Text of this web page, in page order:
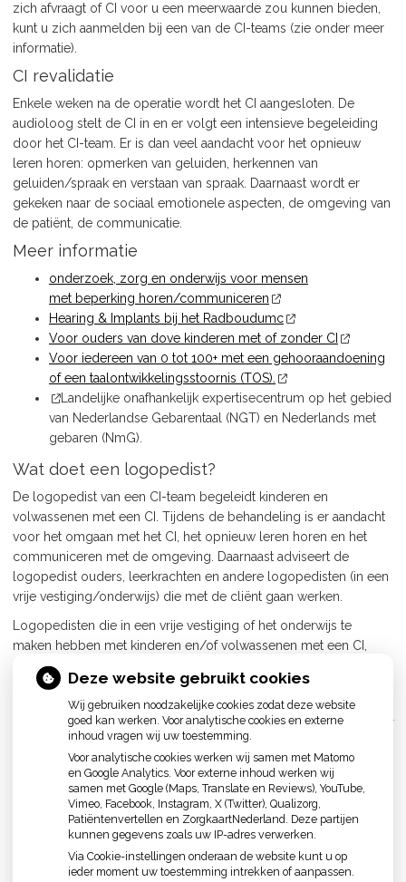
zich afvraagt of CI voor u een meerwaarde zou kunnen bieden,
kunt u zich aanmelden bij een van de CI-teams (zie onder meer
informatie).
CI revalidatie
Enkele weken na de operatie wordt het CI aangesloten. De
audioloog stelt de CI in en er volgt een intensieve begeleiding
door het CI-team. Er is dan veel aandacht voor het opnieuw
leren horen: opmerken van geluiden, herkennen van
geluiden/spraak en verstaan van spraak. Daarnaast wordt er
gekeken naar de sociaal emotionele aspecten, de omgeving van
de patiënt, de communicatie.
Meer informatie
onderzoek, zorg en onderwijs voor mensen
met beperking horen/communiceren
Hearing & Implants bij het Radboudumc
Voor ouders van dove kinderen met of zonder CI
Voor iedereen van 0 tot 100+ met een gehooraandoening
of een taalontwikkelingsstoornis (TOS).
Landelijke onafhankelijk expertisecentrum op het gebied
van Nederlandse Gebarentaal (NGT) en Nederlands met
gebaren (NmG).
Wat doet een logopedist?
De logopedist van een CI-team begeleidt kinderen en
volwassenen met een CI. Tijdens de behandeling is er aandacht
voor het omgaan met het CI, het opnieuw leren horen en het
communiceren met de omgeving. Daarnaast adviseert de
logopedist ouders, leerkrachten en andere logopedisten (in een
vrije vestiging/onderwijs) die met de cliënt gaan werken.
Logopedisten die in een vrije vestiging of het onderwijs te
maken hebben met kinderen en/of volwassenen met een CI,
richten de behandeling op het leren horen, het gebruik van
spraakafzien, de communicatie met de omgeving en articulatie.
Daarnaast is er veel aandacht voor het stimuleren van de
spraaktaalontwikkeling bij kinderen. De logopedist onderzoekt of
en hoe groot de spraaktaalachterstand is. Zij kijkt naar het begrip
en het uiten van de taal. De logopedische behandeling sluit aan
bij het spraaktaalniveau van het kind.
Nederlandse Vereniging voor Logopedie en Foniatrie
Deze website gebruikt cookies
Wij gebruiken noodzakelijke cookies zodat deze website
goed kan werken. Voor analytische cookies en externe
inhoud vragen wij uw toestemming.
Voor analytische cookies werken wij samen met Matomo
en Google Analytics. Voor externe inhoud werken wij
samen met Google (Maps, Translate en Reviews), YouTube,
Vimeo, Facebook, Instagram, X (Twitter), Qualizorg,
Patiëntenvertellen en ZorgkaartNederland. Deze partijen
kunnen gegevens zoals uw IP-adres verwerken.
Via Cookie-instellingen onderaan de website kunt u op
ieder moment uw toestemming intrekken of aanpassen.